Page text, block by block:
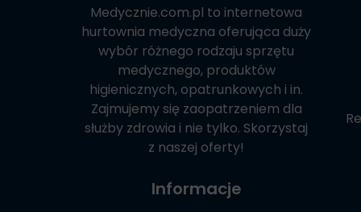
Medycznie.com.pl to internetowa
hurtownia medyczna oferująca duży
wybór różnego rodzaju sprzętu
medycznego, produktów
higienicznych, opatrunkowych i in.
Zajmujemy się zaopatrzeniem dla
służby zdrowia i nie tylko. Skorzystaj
z naszej oferty!
Informacje